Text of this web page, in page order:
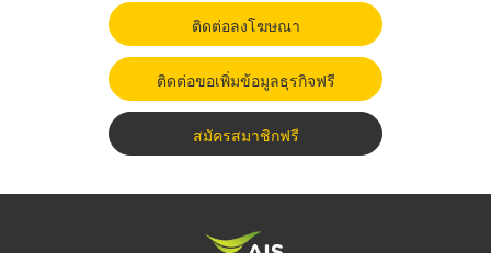
ติดต่อลงโฆษณา
ติดต่อขอเพิ่มข้อมูลธุรกิจฟรี
สมัครสมาชิกฟรี